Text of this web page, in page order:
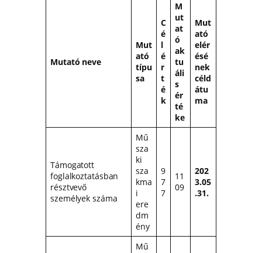
Mutató neve
Mut
ató
típu
sa
C
é
l
é
r
t
é
k
M
ut
at
ó
ak
tu
áli
s
ér
té
ke
Mut
ató
elér
ésé
nek
céld
átu
ma
Támogatott
foglalkoztatásban
résztvevő
személyek száma
Mű
sza
ki
sza
kma
i
ere
dm
ény
9
7
7
11
09
202
3.05
.31.
Mű